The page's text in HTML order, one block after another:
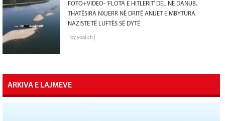
FOTO+VIDEO- ‘FLOTA E HITLERIT’ DEL NË DANUB,
THATËSIRA NXJERR NË DRITË ANIJET E MBYTURA
NAZISTE TË LUFTËS SË DYTË
by voal.ch |
ARKIVA E LAJMEVE